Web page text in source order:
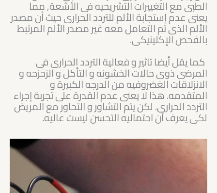
الطبى مع التغييرات التشريحيه فى الأشعة, مما
يعنى عدم إستجابة الألم للتردد الحرارى حيث أن مصدر
الألم الذى تم التعامل معه غير مصدر الألم المرتبط
بالفحص الإكلينيكى.
كما يقل أيضا تاثير و فعالية التردد الحرارى فى
المرضى ذوى حالات الخشونه و التأكل و الزحزحه و
الانزلاقات الغضروفيه من الدرجه الكبيرة و
المتقدمه. هذا لا يعنى عدم القدرة على تجربة إجراء
التردد الحرارى. لكن يتم التشاور و التحاور مع المريض
لكى يعرف أن احتماليه التحسن ليست عاليه.